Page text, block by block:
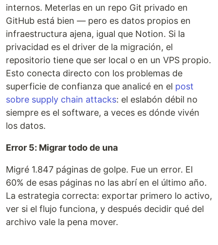
internos. Meterlas en un repo Git privado en
GitHub está bien — pero es datos propios en
infraestructura ajena, igual que Notion. Si la
privacidad es el driver de la migración, el
repositorio tiene que ser local o en un VPS propio.
Esto conecta directo con los problemas de
superficie de confianza que analicé en el post
sobre supply chain attacks: el eslabón débil no
siempre es el software, a veces es dónde vivén
los datos.
Error 5: Migrar todo de una
Migré 1.847 páginas de golpe. Fue un error. El
60% de esas páginas no las abrí en el último año.
La estrategia correcta: exportar primero lo activo,
ver si el flujo funciona, y después decidir qué del
archivo vale la pena mover.